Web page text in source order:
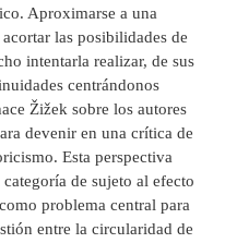
Aproximarse a una
las posibilidades de
intentarla realizar, de sus
centrándonos
Žižek sobre los autores
devenir en una crítica de
Esta perspectiva
de sujeto al efecto
problema central para
entre la circularidad de